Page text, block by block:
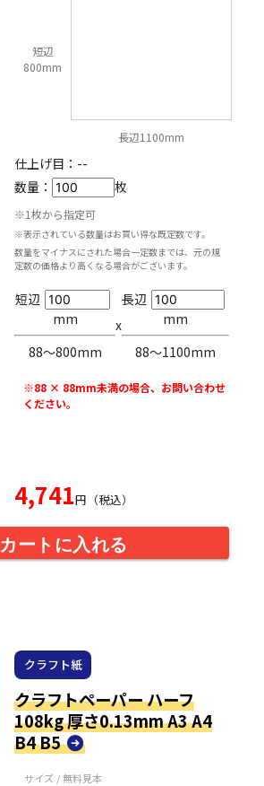
短辺
800mm
長辺1100mm
仕上げ目： --
数量：
枚
※1枚から指定可
※表示されている数量はお買い得な既定数です。
数量をマイナスにされた場合一定数までは、元の規
定数の価格より高くなる場合がございます。
短辺
mm
88〜800mm
x
長辺
mm
88〜1100mm
※88 × 88mm未満の場合、お問い合わせ
ください。
4,741円（税込）
カートに入れる
クラフト紙
クラフトペーパー ハーフ
108kg 厚さ0.13mm A3 A4
B4 B5
サイズ / 無料見本